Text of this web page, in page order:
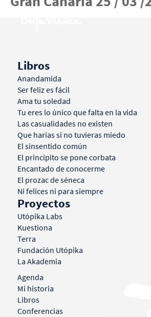
Libros
Anandamida
Ser feliz es fácil
Ama tu soledad
Tu eres lo único que falta en la vida
Las casualidades no existen
Que harías si no tuvieras miedo
El sinsentido común
El principito se pone corbata
Encantado de conocerme
El prozac de séneca
Ni felices ni para siempre
Proyectos
Utópika Labs
Kuestiona
Terra
Fundación Utópika
La Akademia
Agenda
Mi historia
Libros
Conferencias